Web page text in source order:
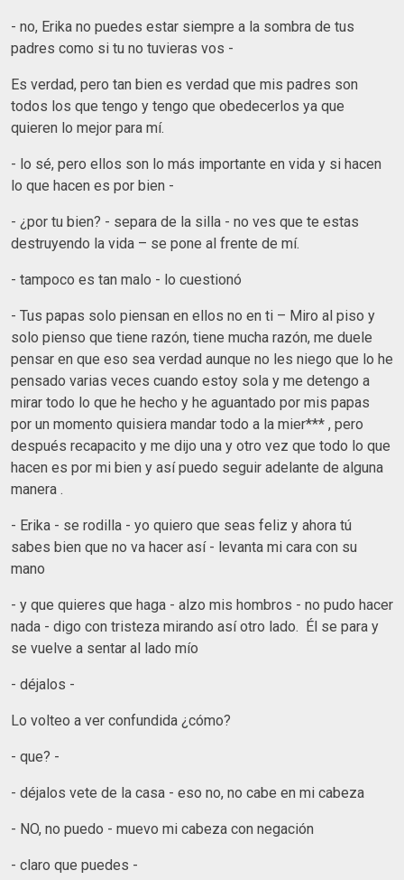
- no, Erika no puedes estar siempre a la sombra de tus
padres como si tu no tuvieras vos -
Es verdad, pero tan bien es verdad que mis padres son
todos los que tengo y tengo que obedecerlos ya que
quieren lo mejor para mí.
- lo sé, pero ellos son lo más importante en vida y si hacen
lo que hacen es por bien -
- ¿por tu bien? - separa de la silla - no ves que te estas
destruyendo la vida – se pone al frente de mí.
- tampoco es tan malo - lo cuestionó
- Tus papas solo piensan en ellos no en ti – Miro al piso y
solo pienso que tiene razón, tiene mucha razón, me duele
pensar en que eso sea verdad aunque no les niego que lo he
pensado varias veces cuando estoy sola y me detengo a
mirar todo lo que he hecho y he aguantado por mis papas
por un momento quisiera mandar todo a la mier*** , pero
después recapacito y me dijo una y otro vez que todo lo que
hacen es por mi bien y así puedo seguir adelante de alguna
manera .
- Erika - se rodilla - yo quiero que seas feliz y ahora tú
sabes bien que no va hacer así - levanta mi cara con su
mano
- y que quieres que haga - alzo mis hombros - no pudo hacer
nada - digo con tristeza mirando así otro lado. Él se para y
se vuelve a sentar al lado mío
- déjalos -
Lo volteo a ver confundida ¿cómo?
- que? -
- déjalos vete de la casa - eso no, no cabe en mi cabeza
- NO, no puedo - muevo mi cabeza con negación
- claro que puedes -